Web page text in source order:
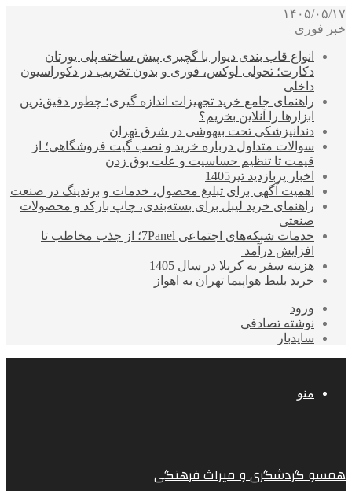
۱۴۰۵/۰۵/۱۷
خبر فوری
انواع قاب بندی دیوار با گچبری پیش ساخته پلی یورتان
دکارت؛ تحولی لوکس، فوری و بدون تخریب در دکوراسیون
داخلی
راهنمای جامع خرید تجهیزات اندازه گیری؛ چطور دقیق‌ترین
ابزارها را آنلاین بخریم؟
دندانپزشکی تحت بیهوشی در شرق تهران
سوالات متداول درباره خرید و نصب گیت فروشگاهی؛ از
قیمت تا تنظیم حساسیت و علت بوق زدن
اخبار پربازدید تیر1405
اهمیت آگهی برای تبلیغ محصول، خدمات و برندینگ در صنعت
راهنمای خرید لیبل برای بسته‌بندی، چاپ بارکد و محصولات
صنعتی
خدمات شبکه‌های اجتماعی 7Panel؛ از جذب مخاطب تا
افزایش درآمد
هزینه سفر به کربلا در سال 1405
خرید بلیط هواپیما تهران به اهواز
ورود
نوشته تصادفی
سایدبار
منو
همسو گردشگری و میراث فرهنگی